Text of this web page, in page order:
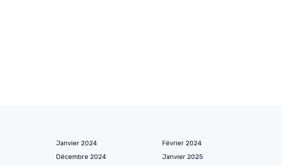
Janvier 2024
Février 2024
Décembre 2024
Janvier 2025